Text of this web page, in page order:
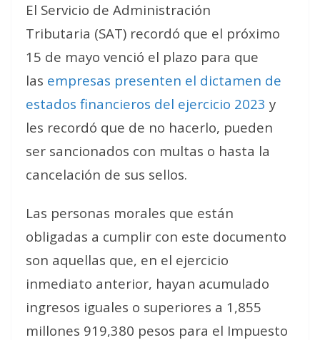
El Servicio de Administración
Tributaria (SAT) recordó que el próximo
15 de mayo venció el plazo para que
las empresas presenten el dictamen de
estados financieros del ejercicio 2023 y
les recordó que de no hacerlo, pueden
ser sancionados con multas o hasta la
cancelación de sus sellos.
Las personas morales que están
obligadas a cumplir con este documento
son aquellas que, en el ejercicio
inmediato anterior, hayan acumulado
ingresos iguales o superiores a 1,855
millones 919,380 pesos para el Impuesto